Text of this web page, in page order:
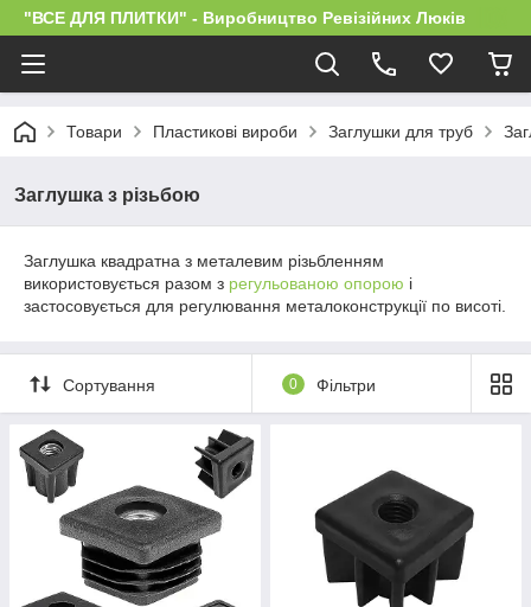
"ВСЕ ДЛЯ ПЛИТКИ" - Виробництво Ревізійних Люків
Товари Пластикові вироби Заглушки для труб
Заглушка з різьбою
Заглушка квадратна з металевим різьбленням
використовується разом з регульованою опорою і
застосовується для регулювання металоконструкції по висоті.
Сортування 0 Фільтри